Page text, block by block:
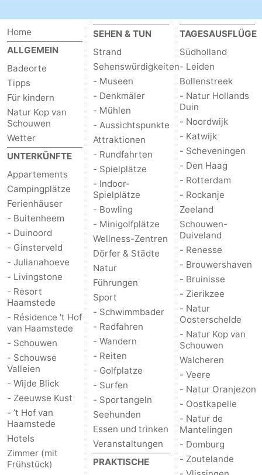
Home
ALLGEMEIN
Badeorte
Tipps
Für kindern
Natur Kop van
Schouwen
Wetter
UNTERKÜNFTE
Appartements
Campingplätze
Ferienhäuser
- Buitenheem
- Duinoord
- Ginsterveld
- Julianahoeve
- Livingstone
- Resort
Haamstede
- Résidence 't Hof
van Haamstede
- Schouwen
- Schouwse
Valleien
- Wijde Blick
- Zeeuwse Kust
- ’t Hof van
Haamstede
Hotels
Zimmer (mit
Frühstück)
SEHEN & TUN
Strand
Sehenswürdigkeiten
- Museen
- Denkmäler
- Mühlen
- Aussichtspunkte
Attraktionen
- Rundfahrten
- Spielplätze
- Indoor-
Spielplätze
- Bowling
- Minigolfplätze
Wellness-Zentren
Dörfer & Städte
Natur
Führungen
Sport
- Schwimmbader
- Radfahren
- Wandern
- Reiten
- Golfplatze
- Surfen
- Sportangeln
Seehunden
Essen und trinken
Veranstaltungen
PRAKTISCHE
TAGESAUSFLÜGE
Südholland
- Leiden
Bollenstreek
- Natur Hollands
Duin
- Noordwijk
- Katwijk
- Scheveningen
- Den Haag
- Rotterdam
- Rockanje
Zeeland
Schouwen-
Duiveland
- Renesse
- Brouwershaven
- Bruinisse
- Zierikzee
- Natur
Oosterschelde
- Natur Kop van
Schouwen
Walcheren
- Veere
- Natur Oranjezon
- Oostkapelle
- Natur de
Mantelingen
- Domburg
- Zoutelande